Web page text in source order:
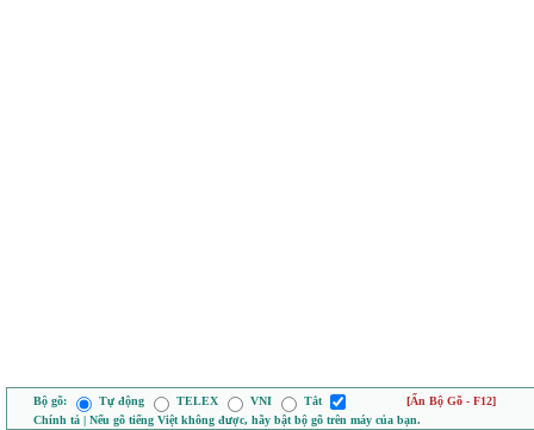
Bộ gõ: Tự động TELEX VNI Tắt
[Ẩn Bộ Gõ - F12]
Chính tả | Nếu gõ tiếng Việt không được, hãy bật bộ gõ trên máy của bạn.